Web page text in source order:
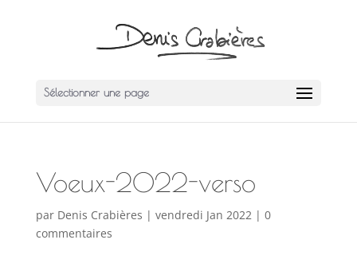
Sélectionner une page
Voeux-2022-verso
par Denis Crabières | vendredi Jan 2022| 0
commentaires